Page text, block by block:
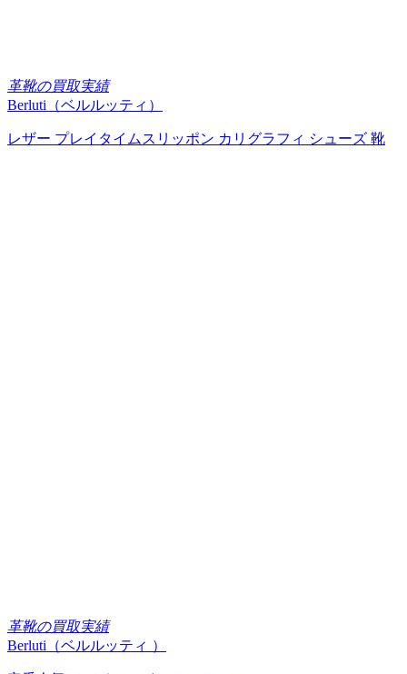
革靴の買取実績
Berluti（ベルルッティ）
レザー プレイタイムスリッポン カリグラフィ シューズ 靴
革靴の買取実績
Berluti（ベルルッティ ）